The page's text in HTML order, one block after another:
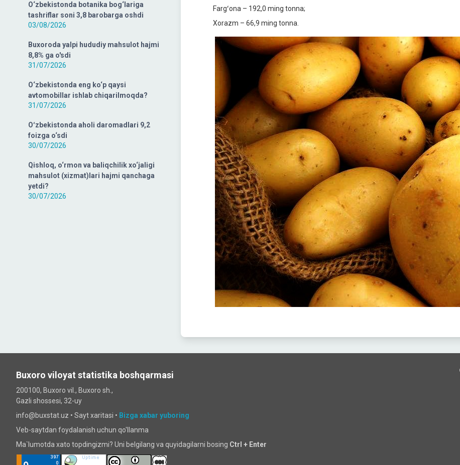
O‘zbekistonda botanika bog‘lariga
tashriflar soni 3,8 barobarga oshdi
03/08/2026
Buxoroda yalpi hududiy mahsulot hajmi
8,8% ga o'sdi
31/07/2026
O‘zbekistonda eng ko‘p qaysi
avtomobillar ishlab chiqarilmoqda?
31/07/2026
Oʻzbekistonda aholi daromadlari 9,2
foizga o‘sdi
30/07/2026
Qishloq, o‘rmon va baliqchilik xo‘jaligi
mahsulot (xizmat)lari hajmi qanchaga
yetdi?
30/07/2026
Fargʻona – 192,0 ming tonna;
Xorazm – 66,9 ming tonna.
Buxoro viloyat statistika boshqarmasi
200100, Buxoro vil., Buxoro sh.,
Gazli shossesi, 32-uy
info@buxstat.uz • Sayt xaritasi • Bizga xabar yuboring
Veb-saytdan foydalanish uchun qo'llanma
Ma`lumotda xato topdingizmi? Uni belgilang va quyidagilarni bosing Ctrl + Enter